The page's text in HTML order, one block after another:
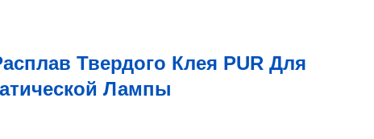
Твердого Клея PUR Для
Лампы